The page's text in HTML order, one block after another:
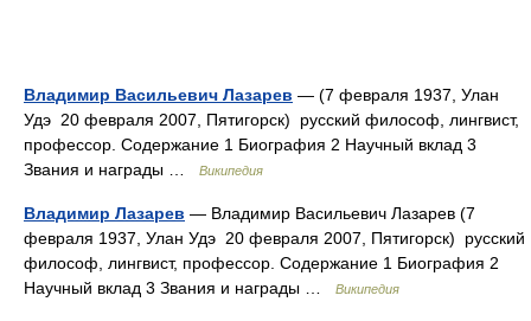
Владимир Васильевич Лазарев — (7 февраля 1937, Улан
Удэ 20 февраля 2007, Пятигорск) русский философ, лингвист,
профессор. Содержание 1 Биография 2 Научный вклад 3
Звания и награды …
Википедия
Владимир Лазарев — Владимир Васильевич Лазарев (7
февраля 1937, Улан Удэ 20 февраля 2007, Пятигорск) русский
философ, лингвист, профессор. Содержание 1 Биография 2
Научный вклад 3 Звания и награды …
Википедия